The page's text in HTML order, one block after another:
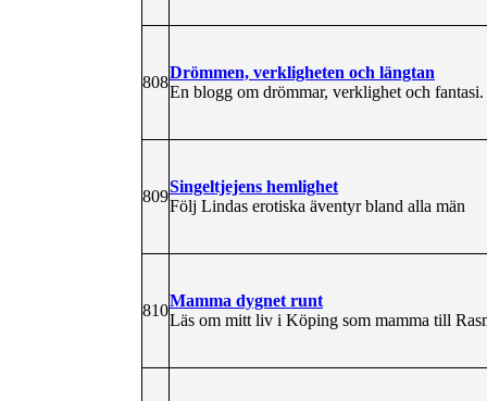
808
Drömmen, verkligheten och längtan
En blogg om drömmar, verklighet och fantasi.
809
Singeltjejens hemlighet
Följ Lindas erotiska äventyr bland alla män
810
Mamma dygnet runt
Läs om mitt liv i Köping som mamma till